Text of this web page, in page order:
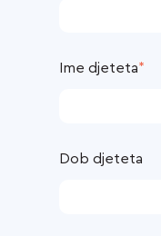
Ime djeteta*
Dob djeteta